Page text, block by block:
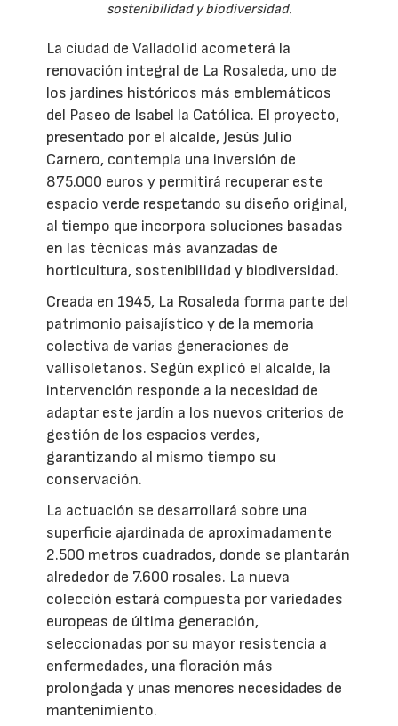
sostenibilidad y biodiversidad.
La ciudad de Valladolid acometerá la
renovación integral de La Rosaleda, uno de
los jardines históricos más emblemáticos
del Paseo de Isabel la Católica. El proyecto,
presentado por el alcalde, Jesús Julio
Carnero, contempla una inversión de
875.000 euros y permitirá recuperar este
espacio verde respetando su diseño original,
al tiempo que incorpora soluciones basadas
en las técnicas más avanzadas de
horticultura, sostenibilidad y biodiversidad.
Creada en 1945, La Rosaleda forma parte del
patrimonio paisajístico y de la memoria
colectiva de varias generaciones de
vallisoletanos. Según explicó el alcalde, la
intervención responde a la necesidad de
adaptar este jardín a los nuevos criterios de
gestión de los espacios verdes,
garantizando al mismo tiempo su
conservación.
La actuación se desarrollará sobre una
superficie ajardinada de aproximadamente
2.500 metros cuadrados, donde se plantarán
alrededor de 7.600 rosales. La nueva
colección estará compuesta por variedades
europeas de última generación,
seleccionadas por su mayor resistencia a
enfermedades, una floración más
prolongada y unas menores necesidades de
mantenimiento.